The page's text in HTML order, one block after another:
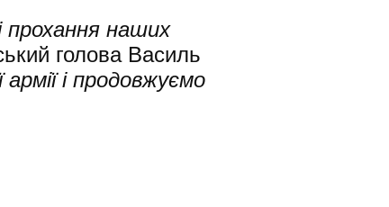
наших
голова Василь
і продовжуємо